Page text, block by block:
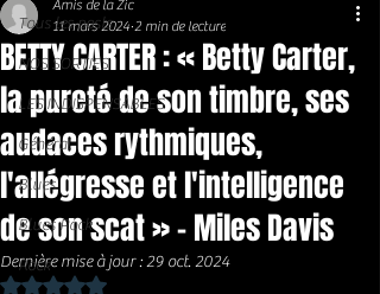
Tous les posts
NOS SORTIES
LES INDISPENSABLES
Général
Blues
Blues Rock
Rock
BETTY CARTER : « Betty Carter,
la pureté de son timbre, ses
audaces rythmiques,
l'allégresse et l'intelligence
de son scat » - Miles Davis
Amis de la Zic
11 mars 2024 2 min de lecture
Dernière mise à jour :29 oct. 2024
Noté NaN étoiles sur 5.